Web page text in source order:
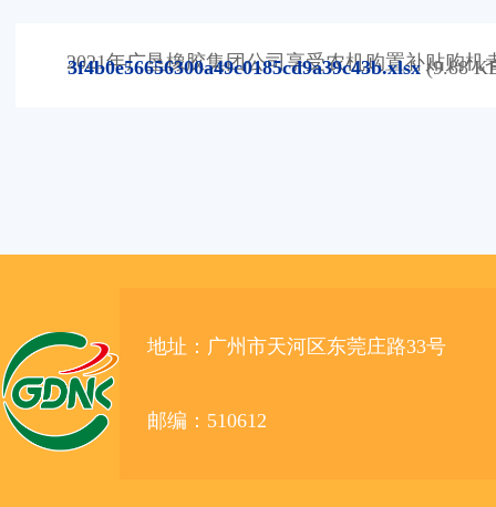
2021年广垦橡胶集团公司享受农机购置补贴购机
3f4b0e56656300a49c0185cd9a39c43b.xlsx(9.88
地址：广州市天河区东莞庄路33号
邮编：510612